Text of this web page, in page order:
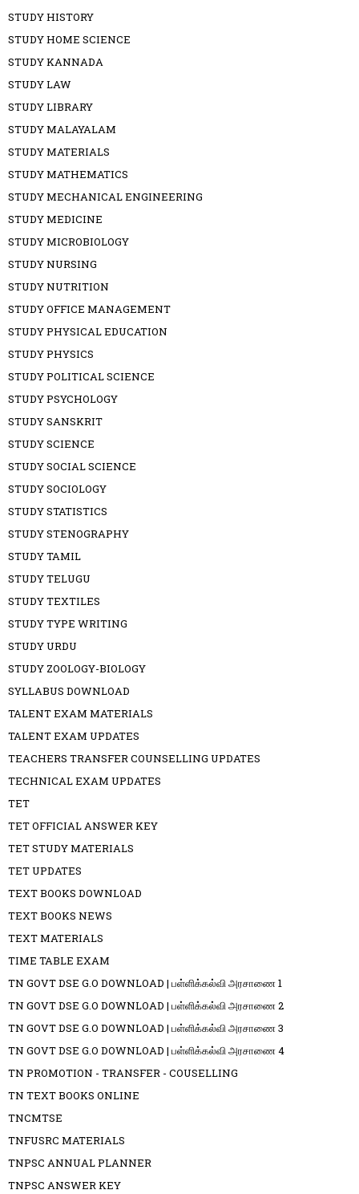
STUDY HISTORY
STUDY HOME SCIENCE
STUDY KANNADA
STUDY LAW
STUDY LIBRARY
STUDY MALAYALAM
STUDY MATERIALS
STUDY MATHEMATICS
STUDY MECHANICAL ENGINEERING
STUDY MEDICINE
STUDY MICROBIOLOGY
STUDY NURSING
STUDY NUTRITION
STUDY OFFICE MANAGEMENT
STUDY PHYSICAL EDUCATION
STUDY PHYSICS
STUDY POLITICAL SCIENCE
STUDY PSYCHOLOGY
STUDY SANSKRIT
STUDY SCIENCE
STUDY SOCIAL SCIENCE
STUDY SOCIOLOGY
STUDY STATISTICS
STUDY STENOGRAPHY
STUDY TAMIL
STUDY TELUGU
STUDY TEXTILES
STUDY TYPE WRITING
STUDY URDU
STUDY ZOOLOGY-BIOLOGY
SYLLABUS DOWNLOAD
TALENT EXAM MATERIALS
TALENT EXAM UPDATES
TEACHERS TRANSFER COUNSELLING UPDATES
TECHNICAL EXAM UPDATES
TET
TET OFFICIAL ANSWER KEY
TET STUDY MATERIALS
TET UPDATES
TEXT BOOKS DOWNLOAD
TEXT BOOKS NEWS
TEXT MATERIALS
TIME TABLE EXAM
TN GOVT DSE G.O DOWNLOAD | பள்ளிக்கல்வி அரசாணை 1
TN GOVT DSE G.O DOWNLOAD | பள்ளிக்கல்வி அரசாணை 2
TN GOVT DSE G.O DOWNLOAD | பள்ளிக்கல்வி அரசாணை 3
TN GOVT DSE G.O DOWNLOAD | பள்ளிக்கல்வி அரசாணை 4
TN PROMOTION - TRANSFER - COUSELLING
TN TEXT BOOKS ONLINE
TNCMTSE
TNFUSRC MATERIALS
TNPSC ANNUAL PLANNER
TNPSC ANSWER KEY